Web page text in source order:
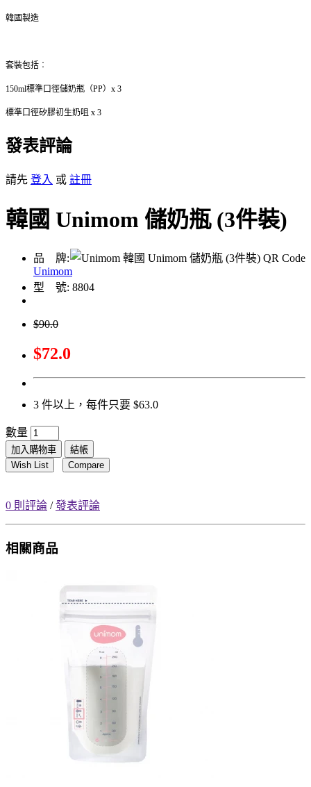
韓國製造
套裝包括︰
150ml標準口徑儲奶瓶（PP）x 3
標準口徑矽膠初生奶咀 x 3
發表評論
請先 登入 或 註冊
韓國 Unimom 儲奶瓶 (3件裝)
品 牌:
Unimom
型 號: 8804
$90.0
$72.0
3 件以上，每件只要 $63.0
數量
加入購物車
結帳
Wish List
Compare
0 則評論 /發表評論
相關商品